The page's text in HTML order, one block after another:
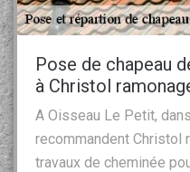
Pose de chapeau
à Christol
A Oisseau Le Petit,
recommandent Christol
travaux de cheminée